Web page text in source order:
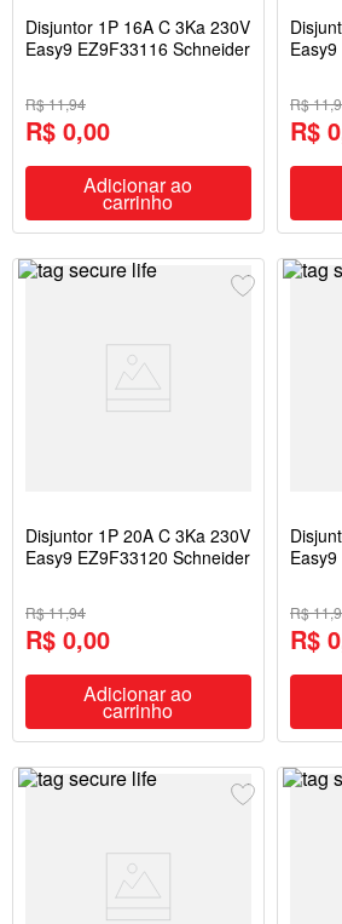
Disjuntor 1P 16A C 3Ka 230V
Easy9 EZ9F33116 Schneider
R$ 11,94
R$ 0,00
Adicionar ao
carrinho
R$
R$
Disjuntor 1P 20A C 3Ka 230V
Easy9 EZ9F33120 Schneider
R$ 11,94
R$ 0,00
Adicionar ao
carrinho
R$
R$